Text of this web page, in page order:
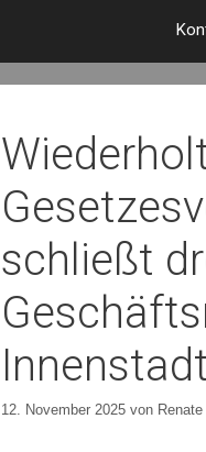
schließt
Innenstadt
12. November 2025 von